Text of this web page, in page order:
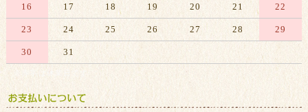
16 17 18 19 20 21 22
23 24 25 26 27 28 29
30 31
※赤字は休業日です